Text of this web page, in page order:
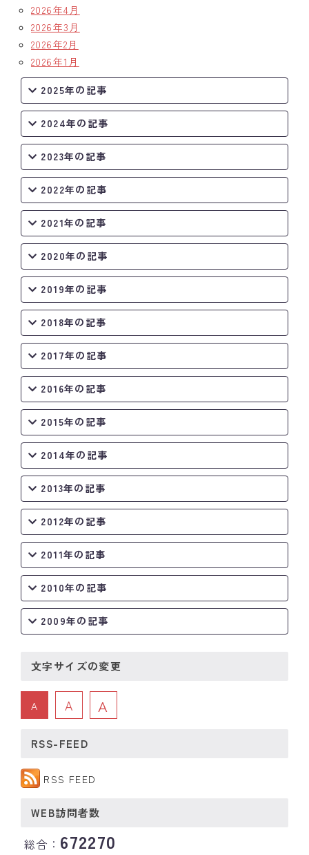
2026年4月
2026年3月
2026年2月
2026年1月
2025年の記事
2024年の記事
2023年の記事
2022年の記事
2021年の記事
2020年の記事
2019年の記事
2018年の記事
2017年の記事
2016年の記事
2015年の記事
2014年の記事
2013年の記事
2012年の記事
2011年の記事
2010年の記事
2009年の記事
文字サイズの変更
A A A
RSS-FEED
RSS FEED
WEB訪問者数
総合： 672270